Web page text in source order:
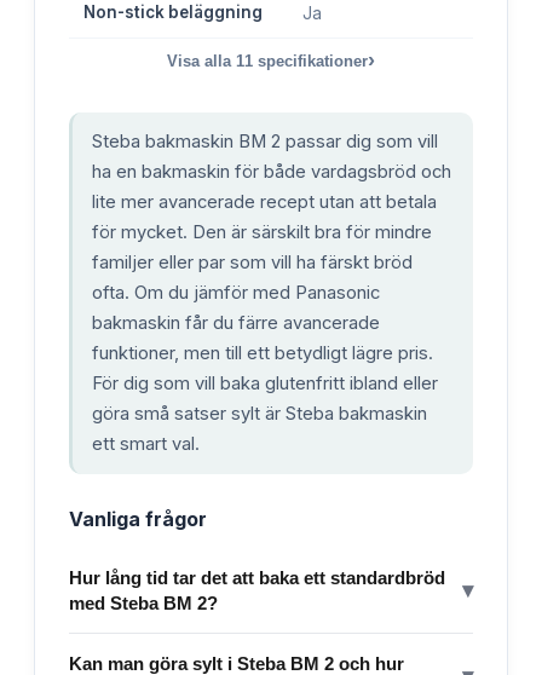
Non-stick beläggning Ja
Visa alla 11 specifikationer›
Steba bakmaskin BM 2 passar dig som vill
ha en bakmaskin för både vardagsbröd och
lite mer avancerade recept utan att betala
för mycket. Den är särskilt bra för mindre
familjer eller par som vill ha färskt bröd
ofta. Om du jämför med Panasonic
bakmaskin får du färre avancerade
funktioner, men till ett betydligt lägre pris.
För dig som vill baka glutenfritt ibland eller
göra små satser sylt är Steba bakmaskin
ett smart val.
Vanliga frågor
Hur lång tid tar det att baka ett standardbröd
med Steba BM 2?
▾
Kan man göra sylt i Steba BM 2 och hur